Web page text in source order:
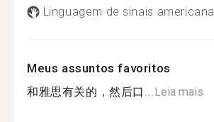
Linguagem de sinais americana
Meus assuntos favoritos
和雅思有关的，然后口...Leia mais